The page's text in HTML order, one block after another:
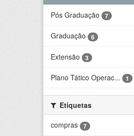
Pós Graduação 7
Graduação 6
Extensão 3
Plano Tático Operac... 1
Etiquetas
compras
7